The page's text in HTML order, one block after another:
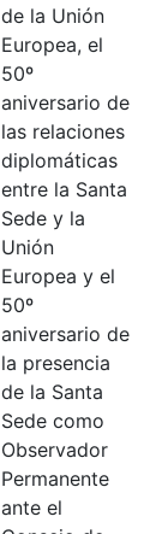
de la Unión
Europea, el
50º
aniversario de
las relaciones
diplomáticas
entre la Santa
Sede y la
Unión
Europea y el
50º
aniversario de
la presencia
de la Santa
Sede como
Observador
Permanente
ante el